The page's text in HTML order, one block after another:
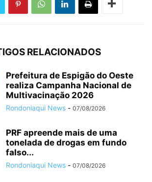
RELACIONADOS
Prefeitura de Espigão do Oeste
realiza Campanha Nacional de
Multivacinação 2026
Rondoniaqui News - 07/08/2026
PRF apreende mais de uma
tonelada de drogas em fundo
falso...
Rondoniaqui News - 07/08/2026